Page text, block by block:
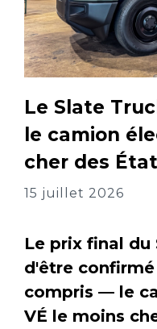
Le Slate
le camion
cher des
15 juillet 2026
Le prix final
d'être
compris — le
VÉ le moins